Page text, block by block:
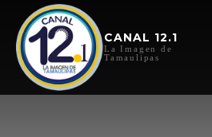
CANAL 12.1
La Imagen de
Tamaulipas